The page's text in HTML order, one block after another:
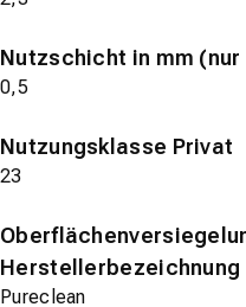
Nutzschicht in mm
0,5
Nutzungsklasse Privat
23
Herstellerbezeichnung
Pureclean